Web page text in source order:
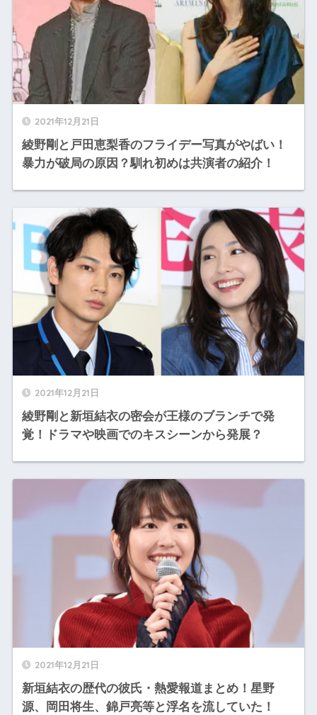
2021年12月21日
綾野剛と戸田恵梨香のフライデー写真がやばい！
暴力が破局の原因？馴れ初めは共演者の紹介！
2021年12月21日
綾野剛と新垣結衣の密会が王様のブランチで発
覚！ドラマや映画でのキスシーンから発展？
2021年12月21日
新垣結衣の歴代の彼氏・熱愛報道まとめ！星野
源、岡田将生、錦戸亮等と浮名を流していた！